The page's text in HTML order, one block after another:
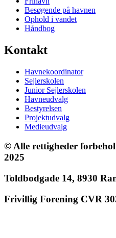
Besøgende på havnen
Ophold i vandet
Håndbog
Kontakt
Havnekoordinator
Sejlerskolen
Junior Sejlerskolen
Havneudvalg
Bestyrelsen
Projektudvalg
Medieudvalg
© Alle rettigheder
2025
Toldbodgade 14, 8930
Frivillig Forening CVR